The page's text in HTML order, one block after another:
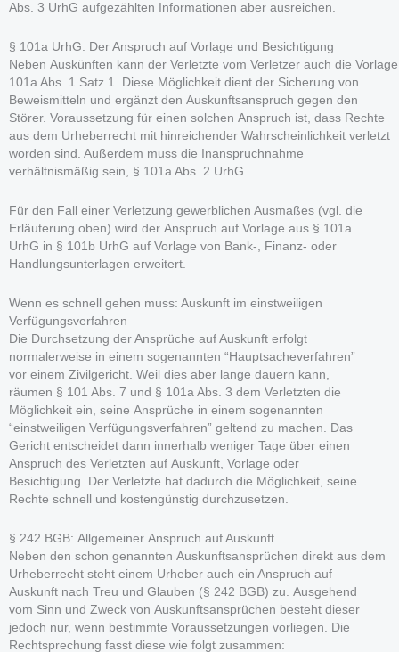
Abs. 3 UrhG aufgezählten Informationen aber ausreichen.
§ 101a UrhG: Der Anspruch auf Vorlage und Besichtigung
Neben Auskünften kann der Verletzte vom Verletzer auch die
101a Abs. 1 Satz 1. Diese Möglichkeit dient der Sicherung von
Beweismitteln und ergänzt den Auskunftsanspruch gegen den
Störer. Voraussetzung für einen solchen Anspruch ist, dass Rechte
aus dem Urheberrecht mit hinreichender Wahrscheinlichkeit verletzt
worden sind. Außerdem muss die Inanspruchnahme
verhältnismäßig sein, § 101a Abs. 2 UrhG.
Für den Fall einer Verletzung gewerblichen Ausmaßes (vgl. die
Erläuterung oben) wird der Anspruch auf Vorlage aus § 101a
UrhG in § 101b UrhG auf Vorlage von Bank-, Finanz- oder
Handlungsunterlagen erweitert.
Wenn es schnell gehen muss: Auskunft im einstweiligen
Verfügungsverfahren
Die Durchsetzung der Ansprüche auf Auskunft erfolgt
normalerweise in einem sogenannten “Hauptsacheverfahren”
vor einem Zivilgericht. Weil dies aber lange dauern kann,
räumen § 101 Abs. 7 und § 101a Abs. 3 dem Verletzten die
Möglichkeit ein, seine Ansprüche in einem sogenannten
“einstweiligen Verfügungsverfahren” geltend zu machen. Das
Gericht entscheidet dann innerhalb weniger Tage über einen
Anspruch des Verletzten auf Auskunft, Vorlage oder
Besichtigung. Der Verletzte hat dadurch die Möglichkeit, seine
Rechte schnell und kostengünstig durchzusetzen.
§ 242 BGB: Allgemeiner Anspruch auf Auskunft
Neben den schon genannten Auskunftsansprüchen direkt aus dem
Urheberrecht steht einem Urheber auch ein Anspruch auf
Auskunft nach Treu und Glauben (§ 242 BGB) zu. Ausgehend
vom Sinn und Zweck von Auskunftsansprüchen besteht dieser
jedoch nur, wenn bestimmte Voraussetzungen vorliegen. Die
Rechtsprechung fasst diese wie folgt zusammen: